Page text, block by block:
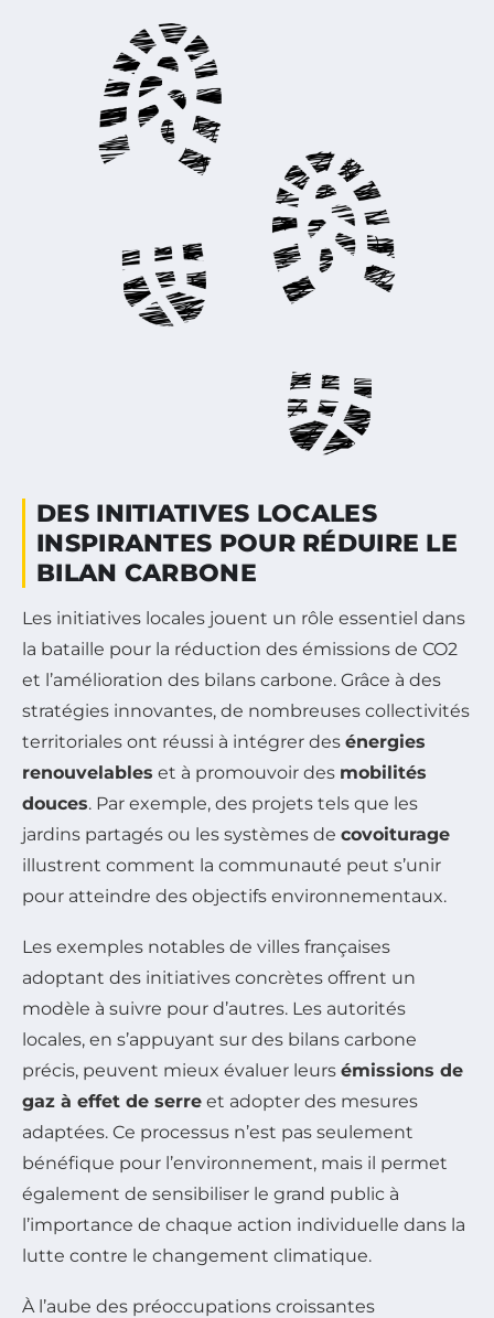
DES INITIATIVES LOCALES
INSPIRANTES POUR RÉDUIRE LE
BILAN CARBONE
Les initiatives locales jouent un rôle essentiel dans
la bataille pour la réduction des émissions de CO2
et l’amélioration des bilans carbone. Grâce à des
stratégies innovantes, de nombreuses collectivités
territoriales ont réussi à intégrer des énergies
renouvelables et à promouvoir des mobilités
douces. Par exemple, des projets tels que les
jardins partagés ou les systèmes de covoiturage
illustrent comment la communauté peut s’unir
pour atteindre des objectifs environnementaux.
Les exemples notables de villes françaises
adoptant des initiatives concrètes offrent un
modèle à suivre pour d’autres. Les autorités
locales, en s’appuyant sur des bilans carbone
précis, peuvent mieux évaluer leurs émissions de
gaz à effet de serre et adopter des mesures
adaptées. Ce processus n’est pas seulement
bénéfique pour l’environnement, mais il permet
également de sensibiliser le grand public à
l’importance de chaque action individuelle dans la
lutte contre le changement climatique.
À l’aube des préoccupations croissantes